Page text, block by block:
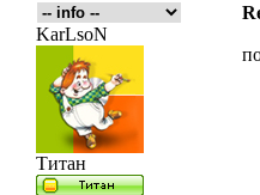
KarLsoN
Титан